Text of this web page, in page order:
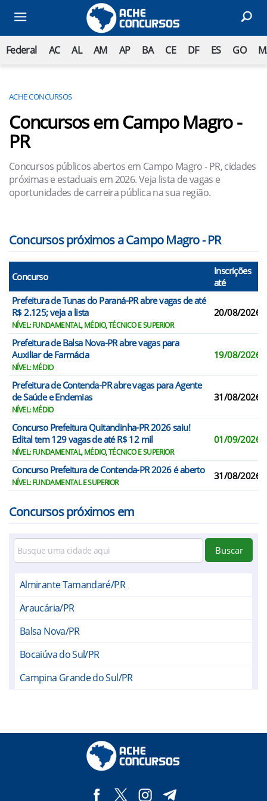
Federal AC AL AM AP BA CE DF ES GO
ACHE CONCURSOS
Concursos em Campo Magro -
PR
Concursos públicos abertos em Campo Magro - PR, cidades
próximas e estaduais em 2026. Veja lista de vagas e
oportunidades de carreira pública na sua região.
Concursos próximos a Campo Magro - PR
Concurso
Inscrições
até
Prefeitura de Tunas do Paraná-PR abre vagas de até
R$ 2.125; veja a lista
NÍVEL: FUNDAMENTAL, MÉDIO, TÉCNICO E SUPERIOR
20/08/2026
Prefeitura de Balsa Nova-PR abre vagas para
Auxiliar de Farmácia
NÍVEL: MÉDIO
19/08/2026
Prefeitura de Contenda-PR abre vagas para Agente
de Saúde e Endemias
NÍVEL: MÉDIO
31/08/2026
Concurso Prefeitura Quitandinha-PR 2026 saiu!
Edital tem 129 vagas de até R$ 12 mil
NÍVEL: FUNDAMENTAL, MÉDIO, TÉCNICO E SUPERIOR
01/09/2026
Concurso Prefeitura de Contenda-PR 2026 é aberto
NÍVEL: FUNDAMENTAL E SUPERIOR
31/08/2026
Concursos próximos em
Buscar
Almirante Tamandaré/PR
Araucária/PR
Balsa Nova/PR
Bocaiúva do Sul/PR
Campina Grande do Sul/PR